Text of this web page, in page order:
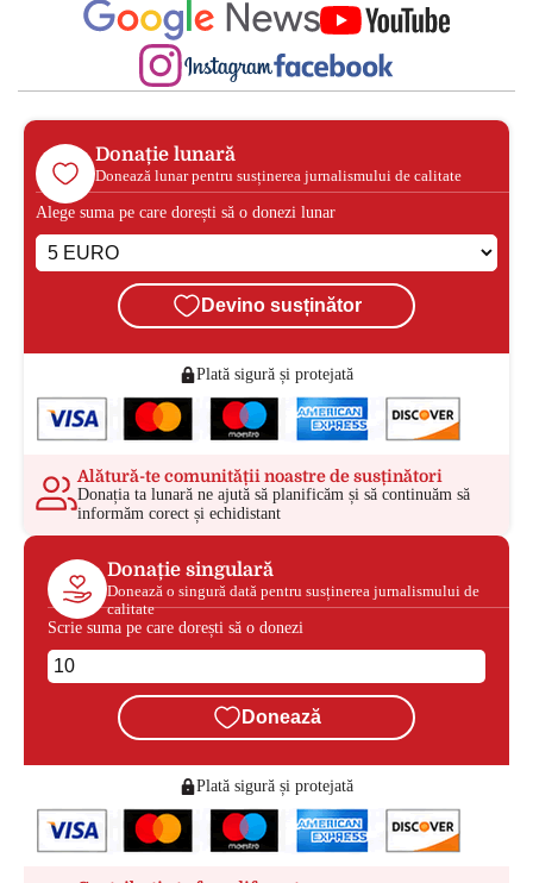
Donație lunară
Donează lunar pentru susținerea jurnalismului de calitate
Alege suma pe care dorești să o donezi lunar
Devino susținător
Plată sigură și protejată
Alătură-te comunității noastre de susținători
Donația ta lunară ne ajută să planificăm și să continuăm să
informăm corect și echidistant
Donație singulară
Donează o singură dată pentru susținerea jurnalismului de
calitate
Scrie suma pe care dorești să o donezi
Donează
Plată sigură și protejată